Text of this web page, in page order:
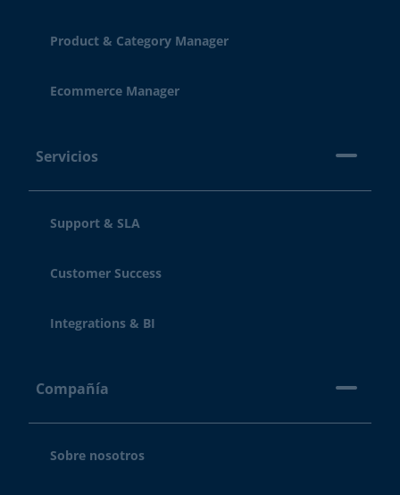
Product & Category Manager
Ecommerce Manager
Servicios
Support & SLA
Customer Success
Integrations & BI
Compañía
Sobre nosotros